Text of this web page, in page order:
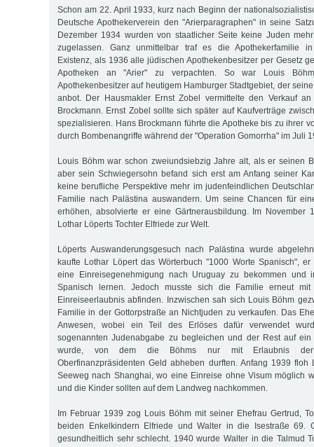
Schon am 22. April 1933, kurz nach Beginn der
Deutsche Apothekerverein den "Arierparagraphen" in seine
Dezember 1934 wurden von staatlicher Seite keine Juden
zugelassen. Ganz unmittelbar traf es die Apothekerfamilie
Existenz, als 1936 alle jüdischen Apothekenbesitzer per Gesetz
Apotheken an "Arier" zu verpachten. So war Louis
Apothekenbesitzer auf heutigem Hamburger Stadtgebiet, der
anbot. Der Hausmakler Ernst Zobel vermittelte den Verkauf
Brockmann. Ernst Zobel sollte sich später auf Kaufverträge
spezialisieren. Hans Brockmann führte die Apotheke bis zu ihrer
durch Bombenangriffe während der "Operation Gomorrha" im Juli
Louis Böhm war schon zweiundsiebzig Jahre alt, als er seinen
aber sein Schwiegersohn befand sich erst am Anfang seiner
keine berufliche Perspektive mehr im judenfeindlichen
Familie nach Palästina auswandern. Um seine Chancen für
erhöhen, absolvierte er eine Gärtnerausbildung. Im November
Lothar Löperts Tochter Elfriede zur Welt.
Löperts Auswanderungsgesuch nach Palästina wurde
kaufte Lothar Löpert das Wörterbuch "1000 Worte Spanisch",
eine Einreisegenehmigung nach Uruguay zu bekommen und
Spanisch lernen. Jedoch musste sich die Familie erneut
Einreiseerlaubnis abfinden. Inzwischen sah sich Louis Böhm
Familie in der Gottorpstraße an Nichtjuden zu verkaufen. Das
Anwesen, wobei ein Teil des Erlöses dafür verwendet
sogenannten Judenabgabe zu begleichen und der Rest auf ein
wurde, von dem die Böhms nur mit Erlaubnis der
Oberfinanzpräsidenten Geld abheben durften. Anfang 1939 floh
Seeweg nach Shanghai, wo eine Einreise ohne Visum möglich
und die Kinder sollten auf dem Landweg nachkommen.
Im Februar 1939 zog Louis Böhm mit seiner Ehefrau Gertrud,
beiden Enkelkindern Elfriede und Walter in die Isestraße 69.
gesundheitlich sehr schlecht. 1940 wurde Walter in die Talmud